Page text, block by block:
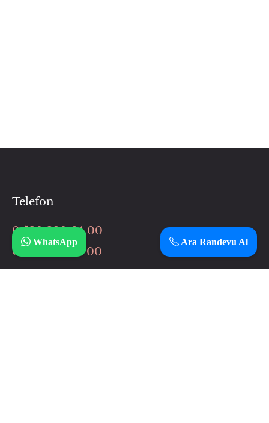
Telefon
0 530 320 64 00
0 506 037 64 00
Ara Randevu Al
WhatsApp